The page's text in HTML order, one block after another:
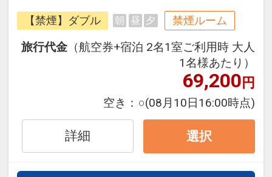
ら、一都市滞在はもちろん周遊旅行
にも最適！
旅行期間中の1泊だけの宿泊や延
泊・飛び泊なども自由自在です。
フライトは、安心のJAL（または
JALグループ）確約！フライトマイ
ル50%貯まります。
オプションでレンタカーや現地交
通・体験プランなどの追加（同時予
約）が可能なプランもございます。
【禁煙】ダブル 朝 昼 夕 禁煙ルーム
旅行代金 （航空券+宿泊 2名1室ご利用時 大人
1名様あたり）
69,200円
空き： ○(08月10日16:00時点)
詳細 選択